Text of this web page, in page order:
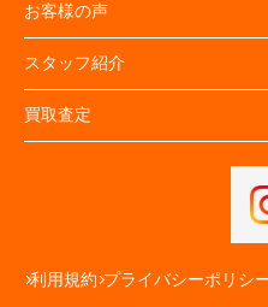
お客様の声
スタッフ紹介
買取査定
利用規約 プライバシーポリシ